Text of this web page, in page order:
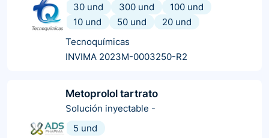
30 und
300 und
100 und
10 und
50 und
20 und
Tecnoquímicas
INVIMA 2023M-0003250-R2
Metoprolol tartrato
Solución inyectable -
5 und